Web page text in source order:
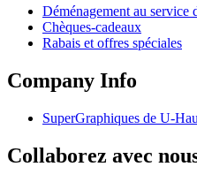
Déménagement au service
Chèques-cadeaux
Rabais et offres spéciales
Company Info
SuperGraphiques de U-
Collaborez avec